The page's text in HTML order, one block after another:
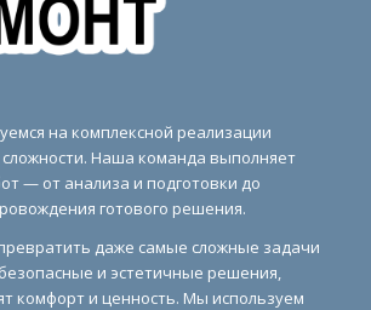
на комплексной реализации
Наша команда выполняет
— от анализа и подготовки до
готового решения.
даже самые сложные задачи
и эстетичные решения,
комфорт и ценность. Мы используем